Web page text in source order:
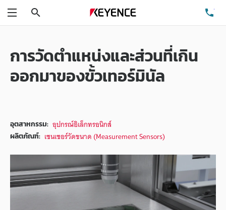
การวัดตำแหน่งและส่วนที่เกิน
ออกมาของขั้วเทอร์มินัล
อุตสาหกรรม: อุปกรณ์อิเล็กทรอนิกส์
ผลิตภัณฑ์: เซนเซอร์วัดขนาด (Measurement Sensors)